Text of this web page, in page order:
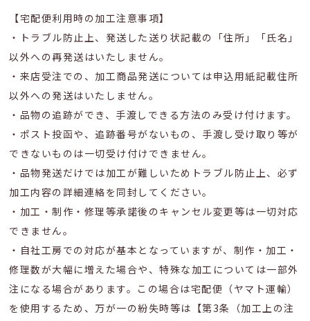
【宅配便利用時の加工注意事項】
・トラブル防止上、発送した送り状記載の「住所」「氏名」
以外への再発送はいたしません。
・来店受注での、加工商品発送については申込用紙記載住所
以外への発送はいたしません。
・品物の追跡ができ、手渡しできる方法のみ受け付けます。
・ポスト投函や、追跡番号がないもの、手渡し受け取り等が
できないものは一切受け付けできません。
・品物発送だけでは加工が難しいためトラブル防止上、必ず
加工内容の詳細連絡を同封してください。
・加工・制作・修理等承諾後のキャンセル変更等は一切対応
できません。
・自社工房での対応が基本となっていますが、制作・加工・
修理数が大幅に増えた場合や、特殊な加工については一部外
注になる場合があります。この場合は宅配便（ヤマト運輸）
を使用するため、万が一の紛失時等は【第3条（加工上の注